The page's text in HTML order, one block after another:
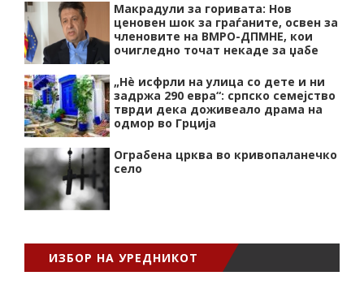
Макрадули за горивата: Нов
ценовен шок за граѓаните, освен за
членовите на ВМРО-ДПМНЕ, кои
очигледно точат некаде за џабе
„Нѐ исфрли на улица со дете и ни
задржа 290 евра“: српско семејство
тврди дека доживеало драма на
одмор во Грција
Ограбена црква во кривопаланечко
село
ИЗБОР НА УРЕДНИКОТ